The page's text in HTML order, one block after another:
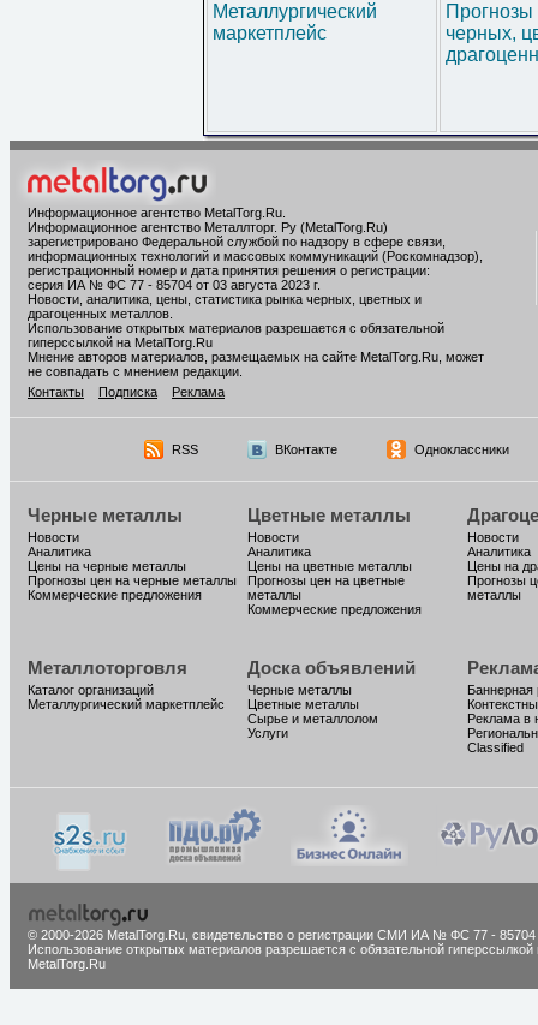
Металлургический
маркетплейс
черных,
Информационное агентство MetalTorg.Ru
Информационное агентство Металлторг. Ру (MetalTorg.Ru)
зарегистрировано Федеральной службой по надзору в сфере связи,
информационных технологий и массовых коммуникаций (Роскомнадзор),
регистрационный номер и дата принятия решения о регистрации:
серия ИА № ФС 77 - 85704 от 03 августа 2023 г.
Новости, аналитика, цены, статистика рынка черных, цветных и
драгоценных металлов.
Использование открытых материалов разрешается с обязательной
гиперссылкой на MetalTorg.Ru
Мнение авторов материалов, размещаемых на сайте MetalTorg.Ru, может
не совпадать с мнением редакции.
Контакты
Подписка Реклама
RSS ВКонтакте Одноклассники
Черные металлы
Новости
Аналитика
Цены на черные металлы
Прогнозы цен на черные металлы
Коммерческие предложения
Цветные металлы
Новости
Аналитика
Цены на цветные металлы
Прогнозы цен на цветные
металлы
Коммерческие предложения
Новости
Аналитика
Цены на
Прогнозы
металлы
Металлоторговля
Каталог организаций
Металлургический маркетплейс
Доска объявлений
Черные металлы
Цветные металлы
Сырье и металлолом
Услуги
Баннерная
Реклама в
Classified
© 2000-2026 MetalTorg.Ru, cвидетельство о регистрации СМИ ИА № ФС 77 - 85704
Использование открытых материалов разрешается с обязательной гиперссылкой
MetalTorg.Ru